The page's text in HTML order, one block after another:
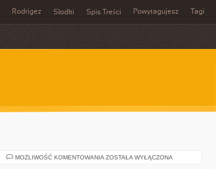
Rodrigez Słodki Spis Treści Powytagujesz Tagi
MOŻLIWOŚĆ KOMENTOWANIA WROCŁAW
ZOSTAŁA WYŁĄCZONA